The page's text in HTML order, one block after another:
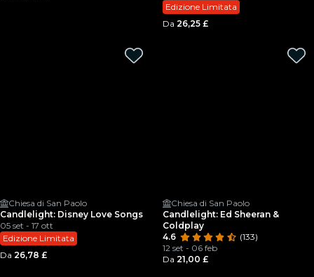
Edizione Limitata
Da 26,25 £
Chiesa di San Paolo
Candlelight: Disney Love Songs
05 set - 17 ott
Edizione Limitata
Da 26,78 £
Chiesa di San Paolo
Candlelight: Ed Sheeran &
Coldplay
4.6
(133)
12 set - 06 feb
Da 21,00 £